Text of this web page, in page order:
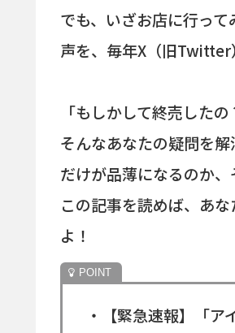
でも、いざお店に行って
声を、毎年X（旧Twitter
「もしかして終売した
そんなあなたの疑問を
だけが品薄になるのか
この記事を読めば、あ
よ！
・【緊急速報】「